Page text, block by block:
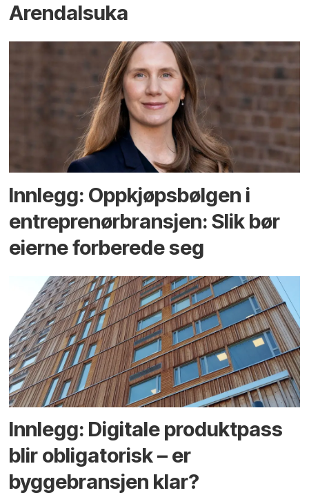
Arendals­uka
Innlegg: Oppkjøps­bølgen i
entreprenør­bransjen: Slik bør
eierne forberede seg
Innlegg: Digitale produktpass
blir obligatorisk – er
byggebransjen klar?